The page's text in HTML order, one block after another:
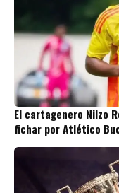
El cartagenero Nilzo
fichar por Atlético